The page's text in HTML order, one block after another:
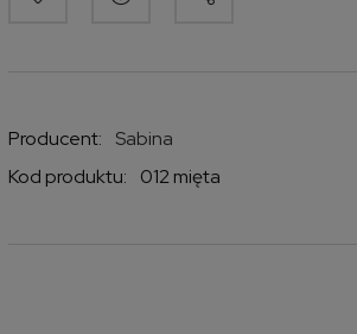
Producent:
Sabina
Kod produktu:
012 mięta